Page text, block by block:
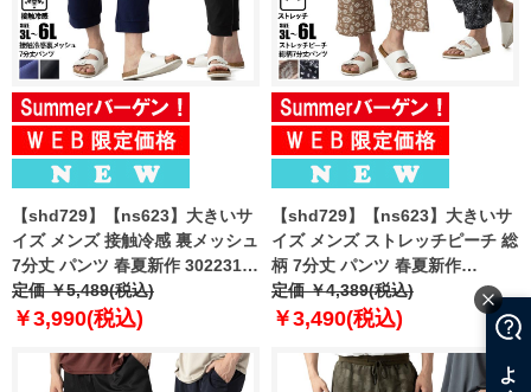
【shd729】【ns623】大きいサ
イズ メンズ 接触冷感 裏メッシュ
7分丈 パンツ 春夏新作 302231az
【fre】
定価 ￥5,489(税込)
￥3,990(税込)
【shd729】【ns623】大きいサ
イズ メンズ ストレッチピーチ 総
柄 7分丈 パンツ 春夏新作
302249az 【fre】
定価 ￥4,389(税込)
￥3,490(税込)